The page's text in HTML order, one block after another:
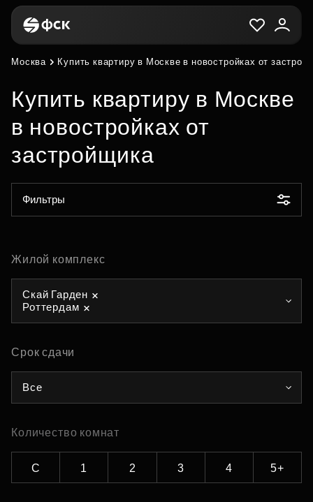
Москва Купить квартиру в Москве в новостройках от
Купить квартиру в Москве
в новостройках от
застройщика
Фильтры
Жилой комплекс
Скай Гарден
Роттердам
Срок сдачи
Все
Количество комнат
С 1 2 3 4 5+